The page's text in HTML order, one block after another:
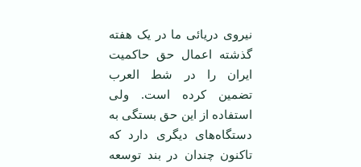
نيروی دريائی ما در يک هفته
گذشته اعمال حق حاکميت
ايران را در شط العرب
تضمين کرده است. ولی
استفاده از اين حق بستگی به
دستگاه‌های ديگری دارد که
تاکنون چندان در بند توسعه